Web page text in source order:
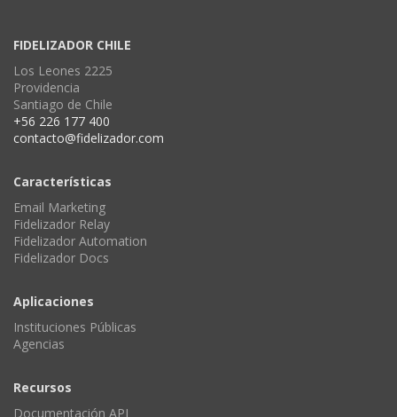
FIDELIZADOR CHILE
Los Leones 2225
Providencia
Santiago de Chile
+56 226 177 400
contacto@fidelizador.com
Características
Email Marketing
Fidelizador Relay
Fidelizador Automation
Fidelizador Docs
Aplicaciones
Instituciones Públicas
Agencias
Recursos
Documentación API